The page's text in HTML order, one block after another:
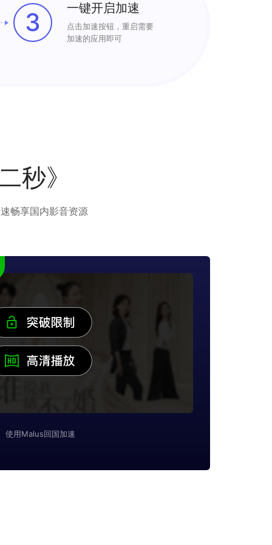
3 一键开启加速
点击加速按钮，重启需要
加速的应用即可
秒》
畅享国内影音资源
使用Malus回国加速